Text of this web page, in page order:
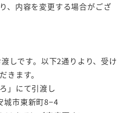
、内容を変更する場合がござ
しです。以下2通りより、受け
きます。
」にて引渡し
城市東新町8−4